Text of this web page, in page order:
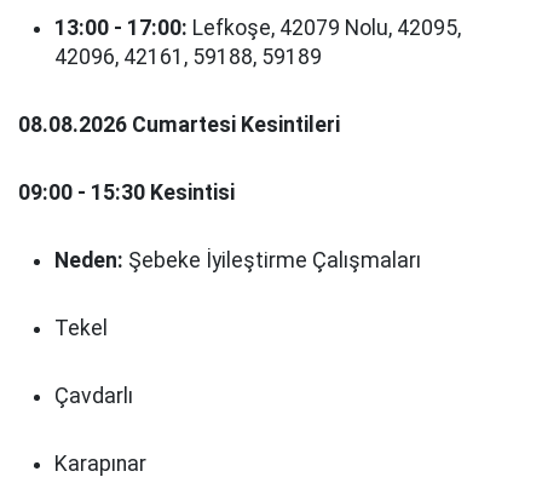
13:00 - 17:00: Lefkoşe, 42079 Nolu, 42095,
42096, 42161, 59188, 59189
08.08.2026 Cumartesi Kesintileri
09:00 - 15:30 Kesintisi
Neden: Şebeke İyileştirme Çalışmaları
Tekel
Çavdarlı
Karapınar